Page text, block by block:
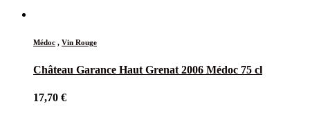
Médoc , Vin Rouge
Château Garance Haut Grenat 2006 Médoc 75 cl
17,70 €